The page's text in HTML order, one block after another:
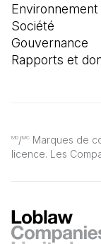
MD/MC Marques de
licence. Les
Environnement
Société
Gouvernance
Rapports et